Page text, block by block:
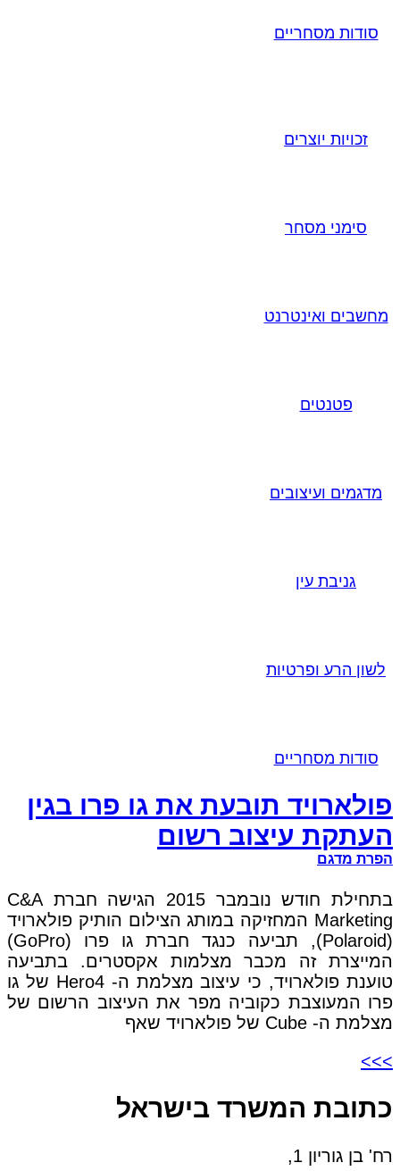
סודות מסחריים
זכויות יוצרים
סימני מסחר
מחשבים ואינטרנט
פטנטים
מדגמים ועיצובים
גניבת עין
לשון הרע ופרטיות
סודות מסחריים
פולארויד תובעת את גו פרו בגין
העתקת עיצוב רשום
הפרת מדגם
בתחילת חודש נובמבר 2015 הגישה חברת C&A
Marketing המחזיקה במותג הצילום הותיק פולארויד
(Polaroid), תביעה כנגד חברת גו פרו (GoPro)
המייצרת זה מכבר מצלמות אקסטרים. בתביעה
טוענת פולארויד, כי עיצוב מצלמת ה- Hero4 של גו
פרו המעוצבת כקוביה מפר את העיצוב הרשום של
מצלמת ה- Cube של פולארויד שאף
>>>
כתובת המשרד בישראל
רח' בן גוריון 1,